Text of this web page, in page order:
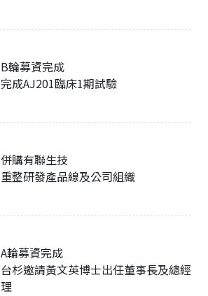
B輪募資完成
完成AJ201臨床1期試驗
併購有聯生技
重整研發產品線及公司組織
A輪募資完成
台杉邀請黃文英博士出任董事長及總經
理